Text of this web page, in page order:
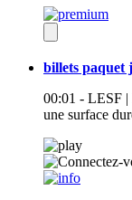
billets paquet
00:01 - LESF |
une surface